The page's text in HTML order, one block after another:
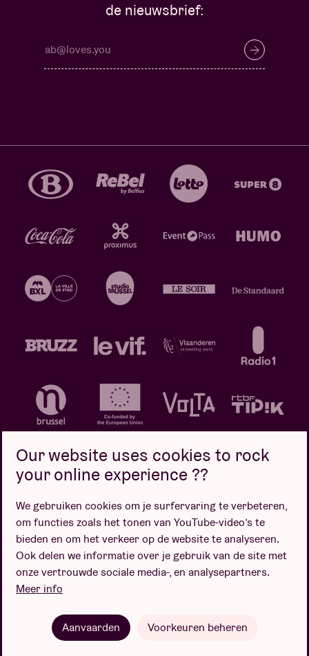
de nieuwsbrief:
Privacybeleid Cookiebeleid
Verkoopsvoorwaarden
Design door
Our website uses cookies to rock
your online experience ??
We gebruiken cookies om je surfervaring te verbeteren,
om functies zoals het tonen van YouTube-video’s te
bieden en om het verkeer op de website te analyseren.
Ook delen we informatie over je gebruik van de site met
onze vertrouwde sociale media-, en analysepartners.
Meer info
Aanvaarden Voorkeuren beheren